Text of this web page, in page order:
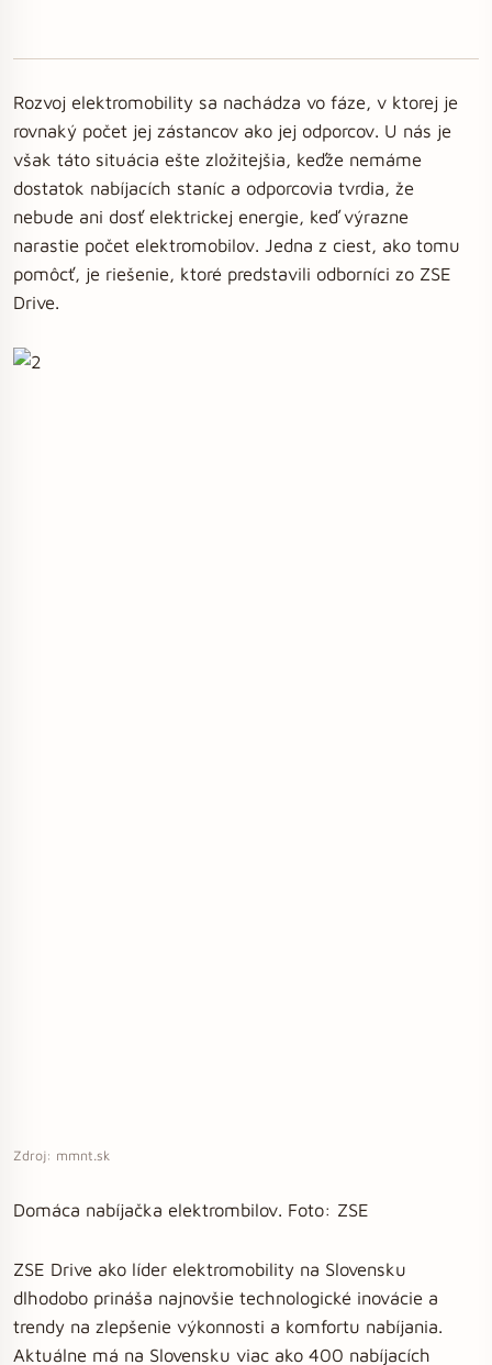
Rozvoj elektromobility sa nachádza vo fáze, v ktorej je
rovnaký počet jej zástancov ako jej odporcov. U nás je
však táto situácia ešte zložitejšia, keďže nemáme
dostatok nabíjacích staníc a odporcovia tvrdia, že
nebude ani dosť elektrickej energie, keď výrazne
narastie počet elektromobilov. Jedna z ciest, ako tomu
pomôcť, je riešenie, ktoré predstavili odborníci zo ZSE
Drive.
Zdroj: mmnt.sk
Domáca nabíjačka elektrombilov. Foto: ZSE
ZSE Drive ako líder elektromobility na Slovensku
dlhodobo prináša najnovšie technologické inovácie a
trendy na zlepšenie výkonnosti a komfortu nabíjania.
Aktuálne má na Slovensku viac ako 400 nabíjacích